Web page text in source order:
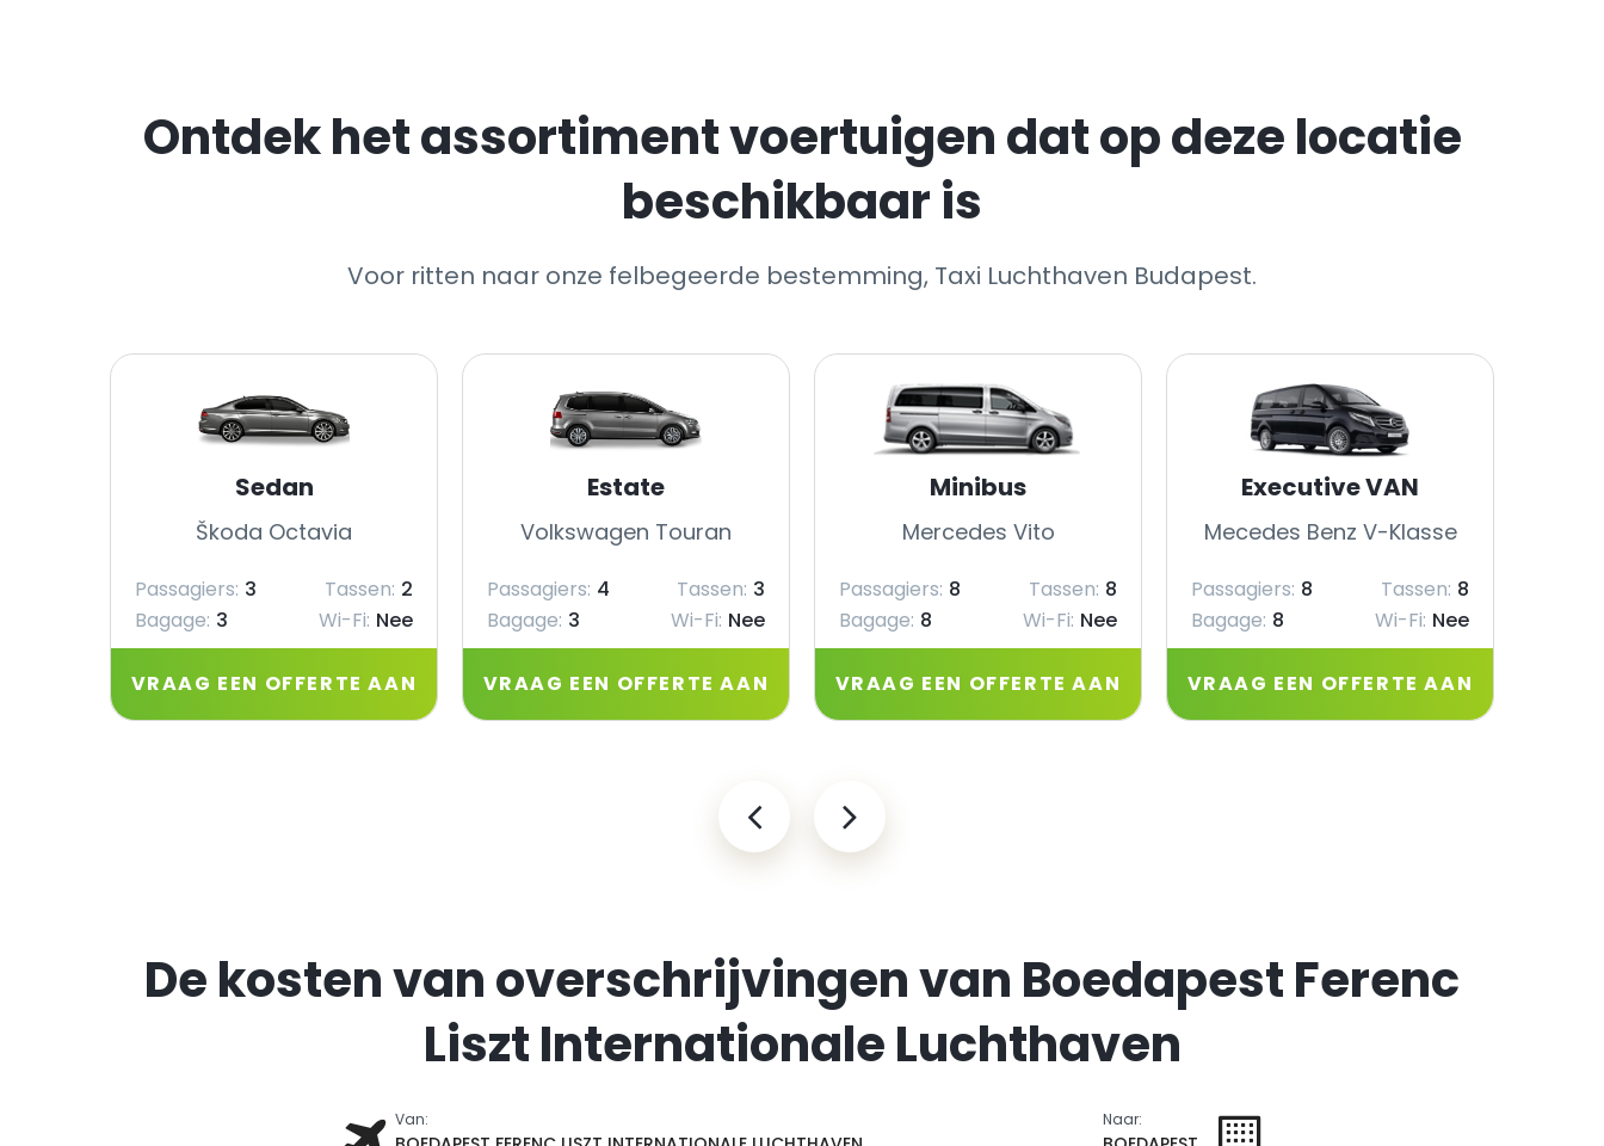
Ontdek het assortiment voertuigen dat op deze locatie
beschikbaar is
Voor ritten naar onze felbegeerde bestemming, Taxi Luchthaven Budapest.
Sedan
Škoda Octavia
Passagiers: 3 Tassen: 2
Bagage: 3 Wi-Fi: Nee
VRAAG EEN OFFERTE AAN
Estate
Volkswagen Touran
Passagiers: 4 Tassen: 3
Bagage: 3 Wi-Fi: Nee
VRAAG EEN OFFERTE AAN
Minibus
Mercedes Vito
Passagiers: 8 Tassen: 8
Bagage: 8 Wi-Fi: Nee
VRAAG EEN OFFERTE AAN
Executive VAN
Mecedes Benz V-Klasse
Passagiers: 8 Tassen: 8
Bagage: 8 Wi-Fi: Nee
VRAAG EEN OFFERTE AAN
De kosten van overschrijvingen van Boedapest Ferenc
Liszt Internationale Luchthaven
Van: Naar: